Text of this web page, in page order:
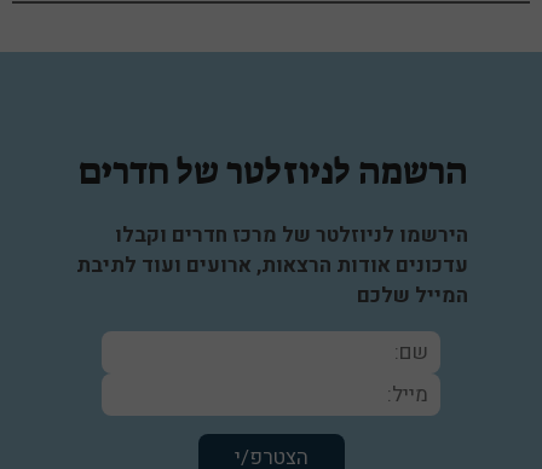
הרשמה לניוזלטר של חדרים
הירשמו לניוזלטר של מרכז חדרים וקבלו
עדכונים אודות הרצאות, ארועים ועוד לתיבת
המייל שלכם